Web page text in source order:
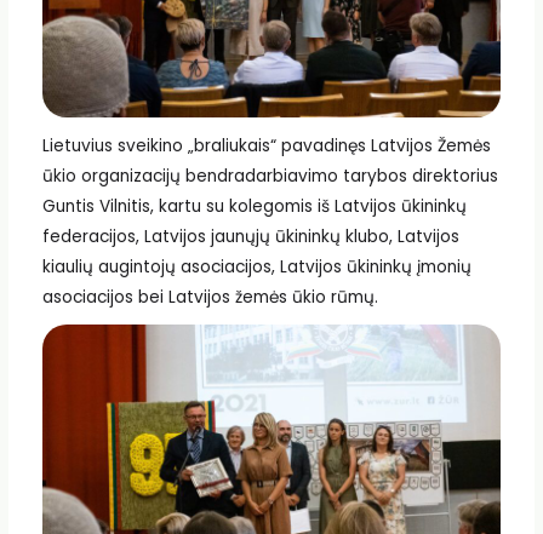
Lietuvius sveikino „braliukais“ pavadinęs Latvijos Žemės
ūkio organizacijų bendradarbiavimo tarybos direktorius
Guntis Vilnitis, kartu su kolegomis iš Latvijos ūkininkų
federacijos, Latvijos jaunųjų ūkininkų klubo, Latvijos
kiaulių augintojų asociacijos, Latvijos ūkininkų įmonių
asociacijos bei Latvijos žemės ūkio rūmų.